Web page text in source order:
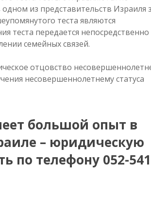
из представительств Израиля
теста являются
теста передается непосредственно
семейных связей.
отцовство
несовершеннолетнему статуса
большой опыт в
– юридическую
по телефону 052-